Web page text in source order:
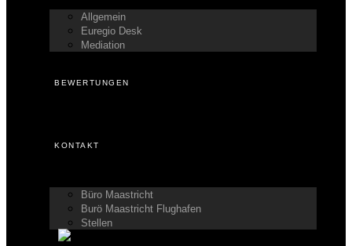
Allgemein
Euregio Desk
Mediation
BEWERTUNGEN
KONTAKT
Büro Maastricht
Burö Maastricht Flughafen
Stellen